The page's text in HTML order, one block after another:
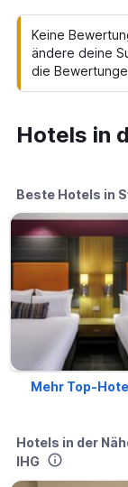
Keine
ändere deine
die
Hotels in
Beste Hotels in
Mehr Top-
Hotels in der
IHG